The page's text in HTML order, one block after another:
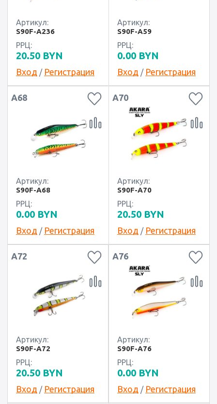
Артикул:
S90F-A236
РРЦ:
20.50 BYN
Вход / Регистрация
Артикул:
S90F-A59
РРЦ:
0.00 BYN
Вход / Регистрация
A68
Артикул:
S90F-A68
РРЦ:
0.00 BYN
Вход / Регистрация
A70
Артикул:
S90F-A70
РРЦ:
20.50 BYN
Вход / Регистрация
A72
Артикул:
S90F-A72
РРЦ:
20.50 BYN
Вход / Регистрация
A76
Артикул:
S90F-A76
РРЦ:
0.00 BYN
Вход / Регистрация